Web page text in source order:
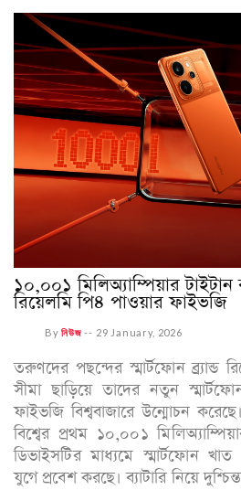
১০,০০১ মিলিঅ্যাম্পিয়ার টাইটান
রিয়েলমি পি৪ পাওয়ার ফাইভজি
Byনিউজ -- 29 January, 2026
তরুণদের পছন্দের স্মার্টফোন ব্র্যান্ড
সীমা ছাড়িয়ে তাদের নতুন
ফাইভজি বিশ্ববাজারে উন্মোচন
বিশ্বের প্রথম ১০,০০১
ডিভাইসটির মাধ্যমে স্মার্টফোন
যুগে প্রবেশ করছে। ব্যাটারি নিয়ে